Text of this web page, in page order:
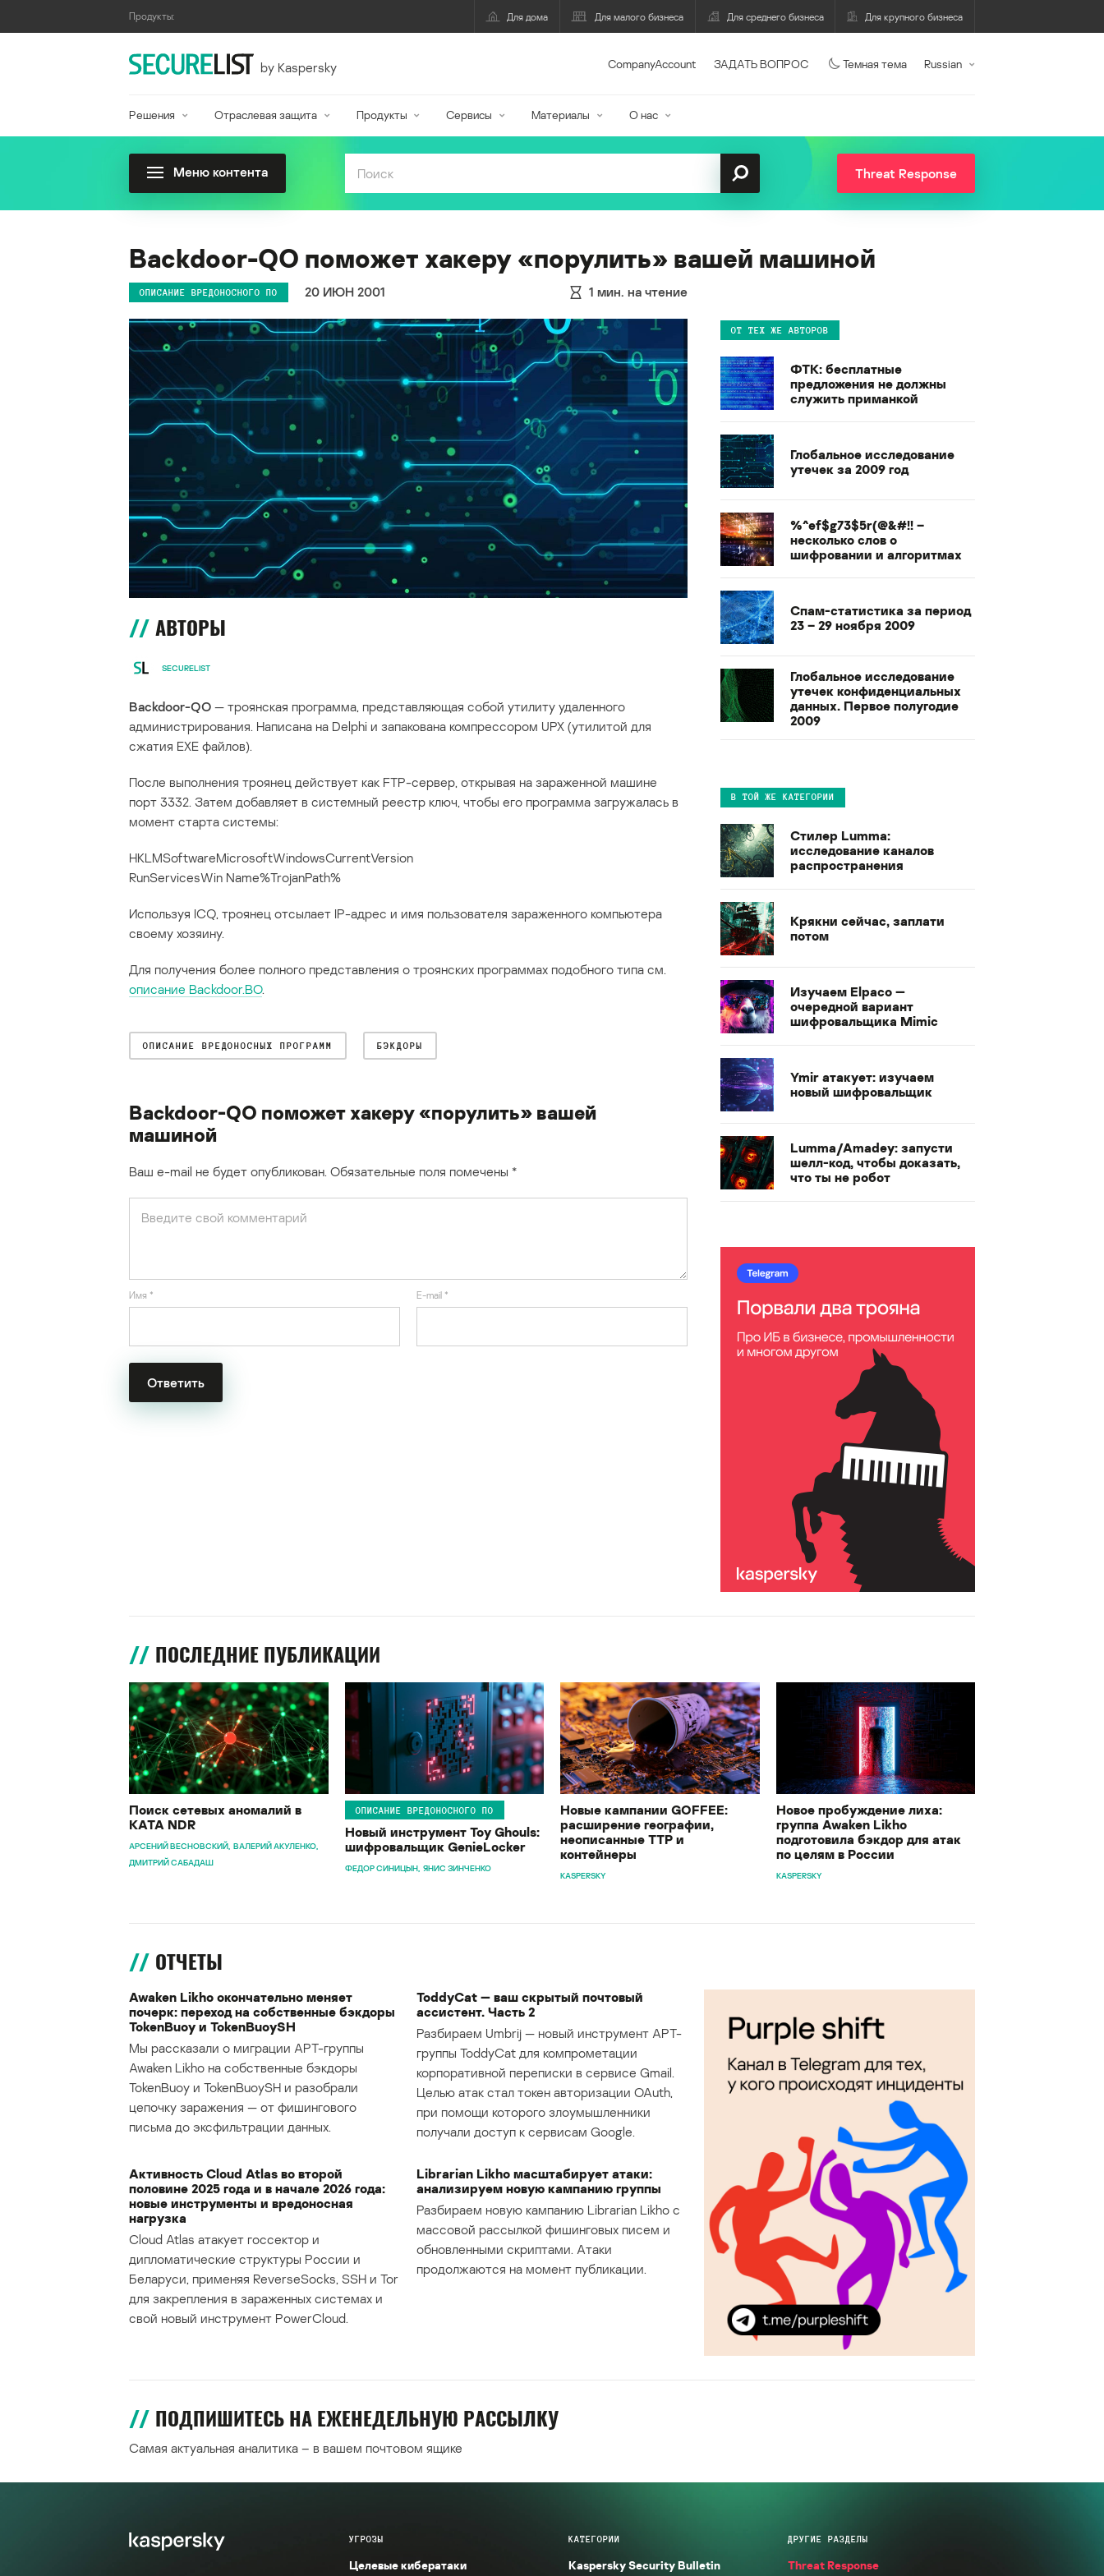
Продукты: Для дома Для малого бизнеса Для среднего бизнеса Для крупного бизнеса
by Kaspersky CompanyAccount ЗАДАТЬ ВОПРОС Темная тема Russian
Решения Отраслевая защита Продукты Сервисы Материалы О нас
Меню контента Threat Response
Backdoor-QO поможет хакеру «порулить» вашей машиной
ОПИСАНИЕ ВРЕДОНОСНОГО ПО 20 ИЮН 2001 1 мин. на чтение
АВТОРЫ
SECURELIST
Backdoor-QO — троянская программа, представляющая собой утилиту удаленного
администрирования. Написана на Delphi и запакована компрессором UPX (утилитой для
сжатия EXE файлов).
После выполнения троянец действует как FTP-сервер, открывая на зараженной машине
порт 3332. Затем добавляет в системный реестр ключ, чтобы его программа загружалась в
момент старта системы:
HKLMSoftwareMicrosoftWindowsCurrentVersion
RunServicesWin Name%TrojanPath%
Используя ICQ, троянец отсылает IP-адрес и имя пользователя зараженного компьютера
своему хозяину.
Для получения более полного представления о троянских программах подобного типа см.
описание Backdoor.BO.
ОПИСАНИЕ ВРЕДОНОСНЫХ ПРОГРАММ БЭКДОРЫ
Backdoor-QO поможет хакеру «порулить» вашей
машиной
Ваш e-mail не будет опубликован. Обязательные поля помечены *
Имя * E-mail *
ОТ ТЕХ ЖЕ АВТОРОВ
ФТК: бесплатные
предложения не должны
служить приманкой
Глобальное исследование
утечек за 2009 год
%^ef$g73$5r(@&#!! –
несколько слов о
шифровании и алгоритмах
Спам-статистика за период
23 – 29 ноября 2009
Глобальное исследование
утечек конфиденциальных
данных. Первое полугодие
2009
В ТОЙ ЖЕ КАТЕГОРИИ
Стилер Lumma:
исследование каналов
распространения
Крякни сейчас, заплати
потом
Изучаем Elpaco —
очередной вариант
шифровальщика Mimic
Ymir атакует: изучаем
новый шифровальщик
Lumma/Amadey: запусти
шелл-код, чтобы доказать,
что ты не робот
ПОСЛЕДНИЕ ПУБЛИКАЦИИ
Поиск сетевых аномалий в
KATA NDR
АРСЕНИЙ ВЕСНОВСКИЙ ВАЛЕРИЙ АКУЛЕНКО
ДМИТРИЙ САБАДАШ
ОПИСАНИЕ ВРЕДОНОСНОГО ПО
Новый инструмент Toy Ghouls:
шифровальщик GenieLocker
ФЕДОР СИНИЦЫН ЯНИС ЗИНЧЕНКО
Новые кампании GOFFEE:
расширение географии,
неописанные TTP и
контейнеры
KASPERSKY
Новое пробуждение лиха:
группа Awaken Likho
подготовила бэкдор для атак
по целям в России
KASPERSKY
ОТЧЕТЫ
Awaken Likho окончательно меняет
почерк: переход на собственные бэкдоры
TokenBuoy и TokenBuoySH
Мы рассказали о миграции APT-группы
Awaken Likho на собственные бэкдоры
TokenBuoy и TokenBuoySH и разобрали
цепочку заражения — от фишингового
письма до эксфильтрации данных.
ToddyCat — ваш скрытый почтовый
ассистент. Часть 2
Разбираем Umbrij — новый инструмент APT-
группы ToddyCat для компрометации
корпоративной переписки в сервисе Gmail.
Целью атак стал токен авторизации OAuth,
при помощи которого злоумышленники
получали доступ к сервисам Google.
Активность Cloud Atlas во второй
половине 2025 года и в начале 2026 года:
новые инструменты и вредоносная
нагрузка
Cloud Atlas атакует госсектор и
дипломатические структуры России и
Беларуси, применяя ReverseSocks, SSH и Tor
для закрепления в зараженных системах и
свой новый инструмент PowerCloud.
Librarian Likho масштабирует атаки:
анализируем новую кампанию группы
Разбираем новую кампанию Librarian Likho с
массовой рассылкой фишинговых писем и
обновленными скриптами. Атаки
продолжаются на момент публикации.
ПОДПИШИТЕСЬ НА ЕЖЕНЕДЕЛЬНУЮ РАССЫЛКУ
Самая актуальная аналитика – в вашем почтовом ящике
УГРОЗЫ
Целевые кибератаки
КАТЕГОРИИ
Kaspersky Security Bulletin
ДРУГИЕ РАЗДЕЛЫ
Threat Response